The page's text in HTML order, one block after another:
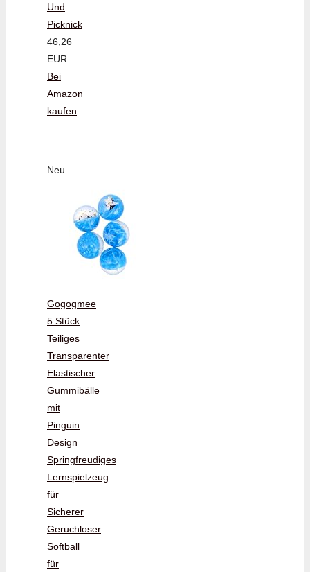
Und
Picknick
46,26
EUR
Bei
Amazon
kaufen
Neu
Gogogmee
5 Stück
Teiliges
Transparenter
Elastischer
Gummibälle
mit
Pinguin
Design
Springfreudiges
Lernspielzeug
für
Sicherer
Geruchloser
Softball
für